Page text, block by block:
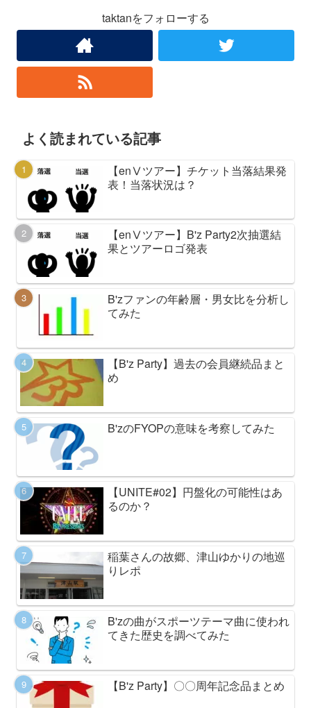
taktanをフォローする
よく読まれている記事
【enⅤツアー】チケット当落結果発
表！当落状況は？
【enⅤツアー】B'z Party2次抽選結
果とツアーロゴ発表
B'zファンの年齢層・男女比を分析し
てみた
【B'z Party】過去の会員継続品まと
め
B'zのFYOPの意味を考察してみた
【UNITE#02】円盤化の可能性はあ
るのか？
稲葉さんの故郷、津山ゆかりの地巡
りレポ
B'zの曲がスポーツテーマ曲に使われ
てきた歴史を調べてみた
【B'z Party】〇〇周年記念品まとめ